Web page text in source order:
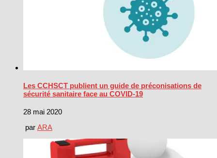
Les CCHSCT publient un guide de préconisations de
sécurité sanitaire face au COVID-19
28 mai 2020
par ARA